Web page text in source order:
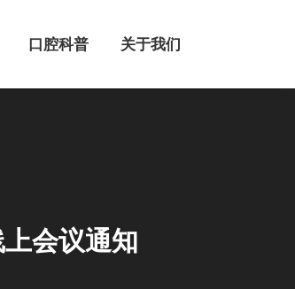
口腔科普 关于我们
会议通知